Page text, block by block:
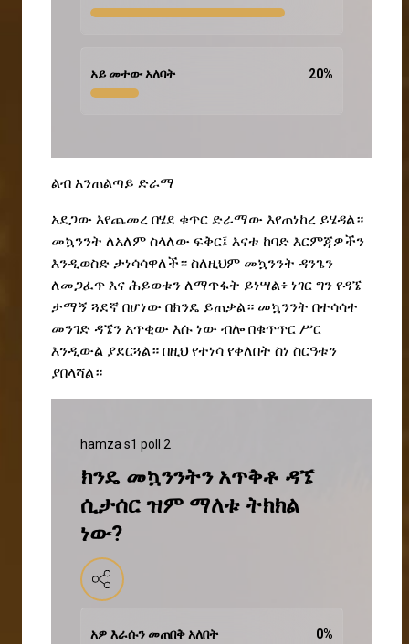
አይ መተው አለባት 20%
ልብ አንጠልጣይ ድራማ
አደጋው እየጨመረ በሄደ ቁጥር ድራማው እየጠነከረ ይሄዳል።
መኳንንት ለአለም ስላለው ፍቅር፤ እናቱ ከባድ እርምጃዎችን
እንዲወስድ ታነሳሳዋለች። ስለዚህም መኳንንት ዳንጌን
ለመጋፈጥ እና ሕይወቱን ለማጥፋት ይነሣል፥ ነገር ግን የዳኜ
ታማኝ ጓደኛ በሆነው በክንዴ ይጠቃል። መኳንንት በተሳሳተ
መንገድ ዳኜን አጥቂው እሱ ነው ብሎ በቁጥጥር ሥር
እንዲውል ያደርጓል። በዚህ የተነሳ የቀለበት ስነ ስርዓቱን
ያበላሻል።
hamza s1 poll 2
ክንዴ መኳንንትን አጥቅቶ ዳኜ
ሲታሰር ዝም ማለቱ ትክክል
ነው?
አዎ እራሱን መጠበቅ አለበት 0%